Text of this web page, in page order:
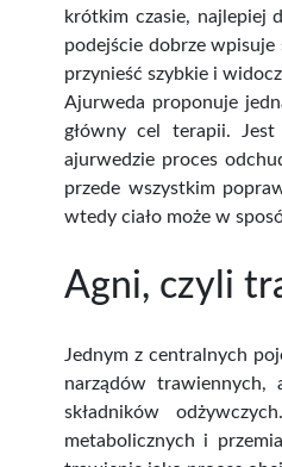
krótkim czasie, najlepiej
podejście dobrze
przynieść szybkie i
Ajurweda proponuje
główny cel terapii.
ajurwedzie proces
przede wszystkim
wtedy ciało może w
Agni, czyli
Jednym z centralnych
narządów trawiennych,
składników
metabolicznych i